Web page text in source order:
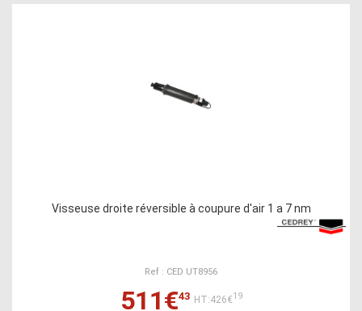
Visseuse droite réversible à coupure d'air 1 a 7 nm
Ref : CED UT8956
511€43 HT:426€19